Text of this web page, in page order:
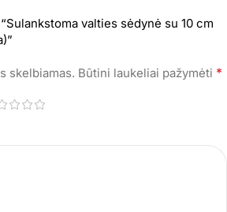
valties sėdynė su 10 cm
skelbiamas. Būtini laukeliai pažymėti *